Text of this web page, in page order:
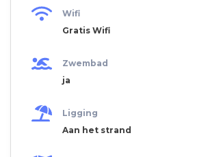
Wifi
Gratis Wifi
Zwembad
ja
Ligging
Aan het strand